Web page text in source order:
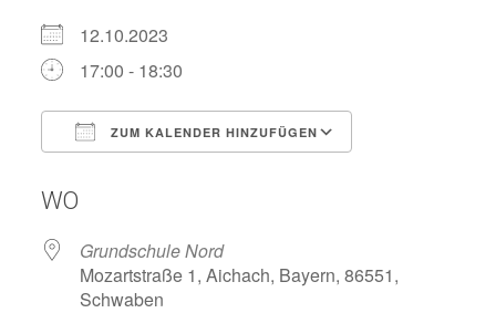
12.10.2023
17:00 - 18:30
ZUM KALENDER HINZUFÜGEN
WO
Grundschule Nord
Mozartstraße 1, Aichach, Bayern, 86551,
Schwaben